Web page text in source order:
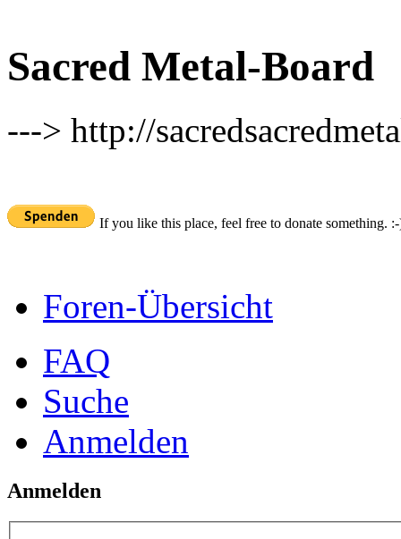
Sacred Metal-Board
---> http://
If you like this place, feel free to donate something.
Foren-Übersicht
FAQ
Suche
Anmelden
Anmelden